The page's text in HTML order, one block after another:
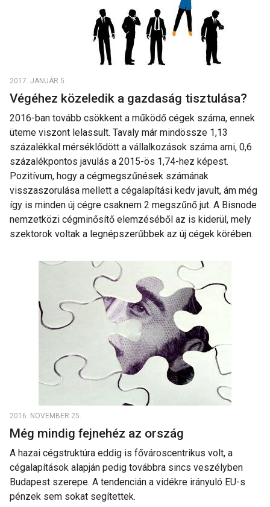
2017. JANUÁR 5.
Végéhez közeledik a gazdaság tisztulása?
2016-ban tovább csökkent a működő cégek száma, ennek
üteme viszont lelassult. Tavaly már mindössze 1,13
százalékkal mérséklődött a vállalkozások száma ami, 0,6
százalékpontos javulás a 2015-ös 1,74-hez képest.
Pozitívum, hogy a cégmegszűnések számának
visszaszorulása mellett a cégalapítási kedv javult, ám még
így is minden új cégre csaknem 2 megszűnő jut. A Bisnode
nemzetközi cégminősítő elemzéséből az is kiderül, mely
szektorok voltak a legnépszerűbbek az új cégek körében.
2016. NOVEMBER 25.
Még mindig fejnehéz az ország
A hazai cégstruktúra eddig is fővároscentrikus volt, a
cégalapítások alapján pedig továbbra sincs veszélyben
Budapest szerepe. A tendencián a vidékre irányuló EU-s
pénzek sem sokat segítettek.